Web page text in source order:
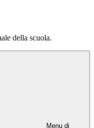
della scuola.
Menu di